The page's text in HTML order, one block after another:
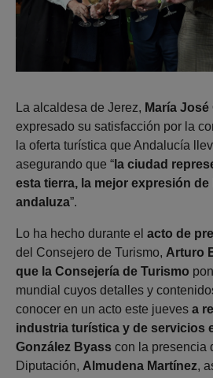
La alcaldesa de Jerez, María
expresado su satisfacción por la
la oferta turística que Andalucía
asegurando que “ la ciudad
esta tierra, la mejor expresión de
andaluza”.
Lo ha hecho durante el acto de
del Consejero de Turismo, Arturo
que la Consejería de Turismo
mundial cuyos detalles y
conocer en un acto este jueves a
industria turística y de servicios
González Byass con la presencia
Diputación, Almudena Martínez,